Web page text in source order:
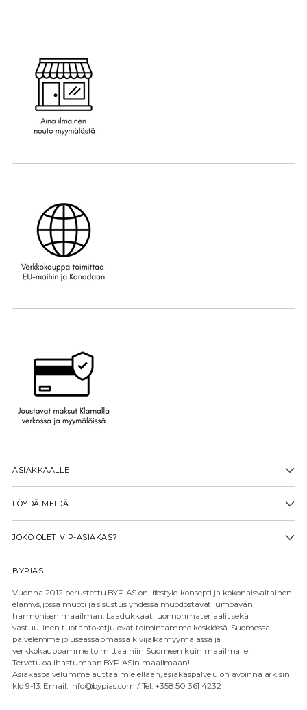
ASIAKKAALLE
LÖYDÄ MEIDÄT
JOKO OLET VIP-ASIAKAS?
BYPIAS
Vuonna 2012 perustettu BYPIAS on lifestyle-konsepti ja kokonaisvaltainen
elämys, jossa muoti ja sisustus yhdessä muodostavat lumoavan,
harmonisen maailman. Laadukkaat luonnonmateriaalit sekä
vastuullinen tuotantoketju ovat toimintamme keskiössä. Suomessa
palvelemme jo useassa omassa kivijalkamyymälässä ja
verkkokauppamme toimittaa niin Suomeen kuin maailmalle.
Tervetuloa ihastumaan BYPIASin maailmaan!
Asiakaspalvelumme auttaa mielellään, asiakaspalvelu on avoinna arkisin
klo 9-13. Email: info@bypias.com / Tel: +358 50 361 4232